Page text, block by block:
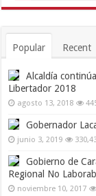
Popular Recent
Alcaldía
Libertador 2018
agosto 13, 2018
Gobernador
junio 3, 2019
Gobierno de
Regional No
noviembre 10, 2017